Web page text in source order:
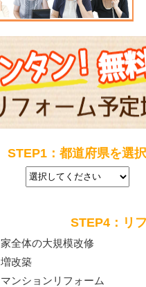
STEP1：都道府県を選択
STEP4：リ
家全体の大規模改修
増改築
マンションリフォーム